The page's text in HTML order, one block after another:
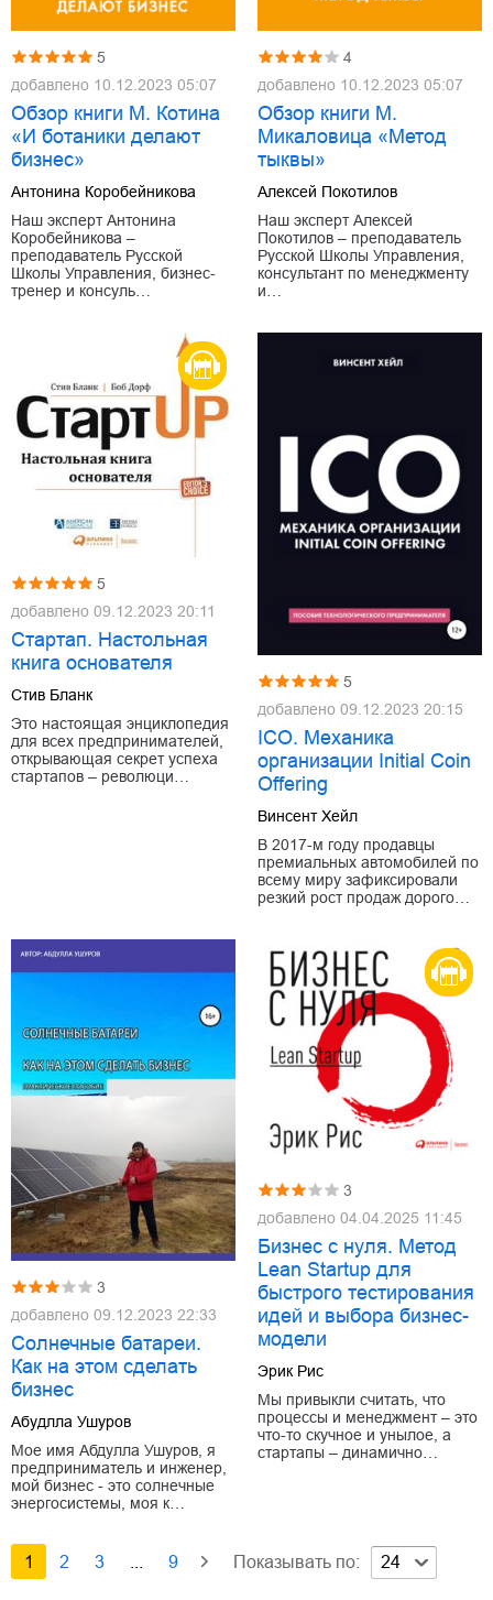
5
добавлено 10.12.2023 05:07
Обзор книги М. Котина
«И ботаники делают
бизнес»
Антонина Коробейникова
Наш эксперт Антонина
Коробейникова –
преподаватель Русской
Школы Управления, бизнес-
тренер и консуль…
4
добавлено 10.12.2023 05:07
Обзор книги М.
Микаловица «Метод
тыквы»
Алексей Покотилов
Наш эксперт Алексей
Покотилов – преподаватель
Русской Школы Управления,
консультант по менеджменту
и…
5
добавлено 09.12.2023 20:11
Стартап. Настольная
книга основателя
Стив Бланк
Это настоящая энциклопедия
для всех предпринимателей,
открывающая секрет успеха
стартапов – революци…
5
добавлено 09.12.2023 20:15
ICO. Механика
организации Initial Coin
Offering
Винсент Хейл
В 2017-м году продавцы
премиальных автомобилей по
всему миру зафиксировали
резкий рост продаж дорого…
3
добавлено 09.12.2023 22:33
Солнечные батареи.
Как на этом сделать
бизнес
Абудлла Ушуров
Мое имя Абдулла Ушуров, я
предприниматель и инженер,
мой бизнес - это солнечные
энергосистемы, моя к…
3
добавлено 04.04.2025 11:45
Бизнес с нуля. Метод
Lean Startup для
быстрого тестирования
идей и выбора бизнес-
модели
Эрик Рис
Мы привыкли считать, что
процессы и менеджмент – это
что-то скучное и унылое, а
стартапы – динамично…
1 2 3 9 Показывать по: 24